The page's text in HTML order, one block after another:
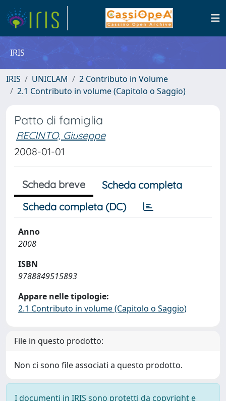
IRIS
IRIS UNICLAM
2 Contributo in Volume
2.1 Contributo in volume (Capitolo o Saggio)
Patto di famiglia
RECINTO, Giuseppe
2008-01-01
Scheda breve
Scheda completa
Scheda completa (DC)
Anno
2008
ISBN
9788849515893
Appare nelle tipologie:
2.1 Contributo in volume (Capitolo o Saggio)
File in questo prodotto:
Non ci sono file associati a questo prodotto.
I documenti in IRIS sono protetti da copyright e